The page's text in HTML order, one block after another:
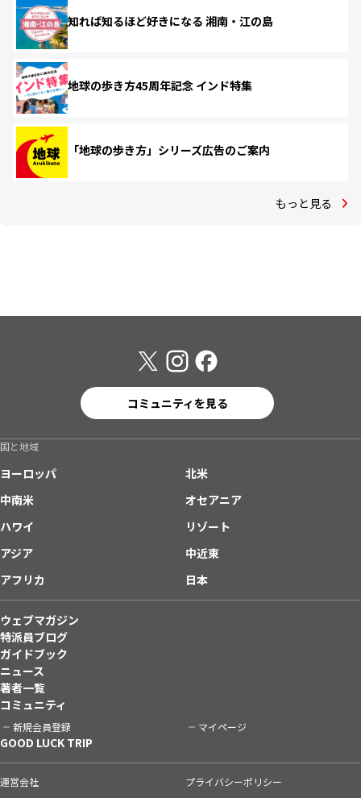
知れば知るほど好きになる 湘南・江の島
地球の歩き方45周年記念 インド特集
「地球の歩き方」シリーズ広告のご案内
もっと見る
コミュニティを見る
国と地域
ヨーロッパ
北米
中南米
オセアニア
ハワイ
リゾート
アジア
中近東
アフリカ
日本
ウェブマガジン
特派員ブログ
ガイドブック
ニュース
著者一覧
コミュニティ
新規会員登録 マイページ
GOOD LUCK TRIP
運営会社 プライバシーポリシー